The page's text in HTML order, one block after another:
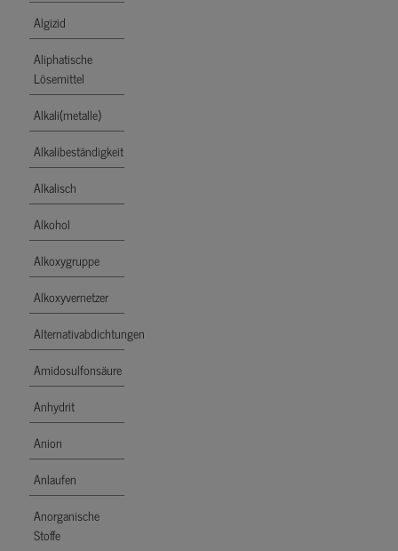
Algizid
Aliphatische
Lösemittel
Alkali(metalle)
Alkalibeständigkeit
Alkalisch
Alkohol
Alkoxygruppe
Alkoxyvernetzer
Alternativabdichtungen
Amidosulfonsäure
Anhydrit
Anion
Anlaufen
Anorganische
Stoffe